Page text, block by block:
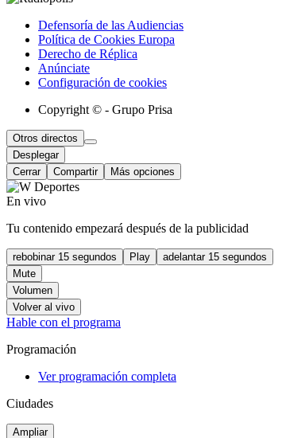
Defensoría de las Audiencias
Política de Cookies Europa
Derecho de Réplica
Anúnciate
Configuración de cookies
Copyright © - Grupo Prisa
Otros directos
Desplegar
Cerrar
Compartir Más opciones
En vivo
Tu contenido empezará después de la publicidad
rebobinar 15 segundos Play
adelantar 15 segundos
Mute
Volumen
Volver al vivo
Hable con el programa
Programación
Ver programación completa
Ciudades
Ampliar